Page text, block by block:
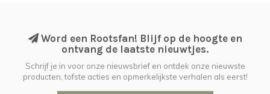
Word een Rootsfan! Blijf op de hoogte en
ontvang de laatste nieuwtjes.
Schrijf je in voor onze nieuwsbrief en ontdek onze nieuwste
producten, tofste acties en opmerkelijkste verhalen als eerst!